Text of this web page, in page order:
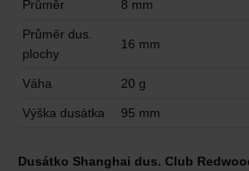
Průměr 8 mm
Průměr dus.
plochy
16 mm
Váha 20 g
Výška dusátka 95 mm
Dusátko Shanghai dus. Club